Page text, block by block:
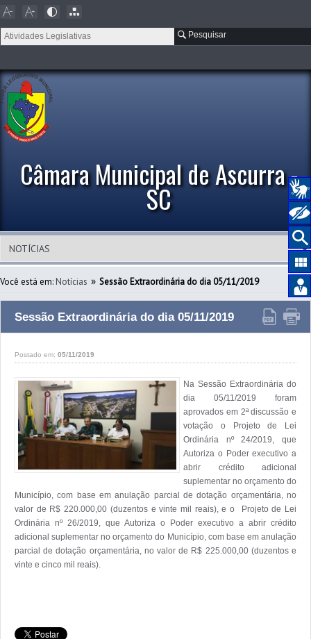
Pesquisar
Câmara Municipal de Ascurra -
SC
Você está em: Notícias » Sessão Extraordinária do dia 05/11/2019
Sessão Extraordinária do dia 05/11/2019
Postado em: 05/11/2019
Na Sessão Extraordinária do
dia 05/11/2019 foram
aprovados em 2ª discussão e
votação o Projeto de Lei
Ordinária nº 24/2019, que
Autoriza o Poder executivo a
abrir crédito adicional
suplementar no orçamento do
Município, com base em anulação parcial de dotação orçamentária, no
valor de R$ 220.000,00 (duzentos e vinte mil reais), e o  Projeto de Lei
Ordinária nº 26/2019, que Autoriza o Poder executivo a abrir crédito
adicional suplementar no orçamento do Município, com base em anulação
parcial de dotação orçamentária, no valor de R$ 225.000,00 (duzentos e
vinte e cinco mil reais).